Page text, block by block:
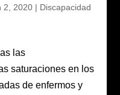
2, 2020| Discapacidad
las
saturaciones en los
de enfermos y